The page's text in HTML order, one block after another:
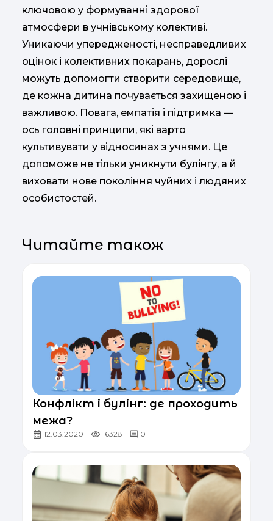
ключовою у формуванні здорової
атмосфери в учнівському колективі.
Уникаючи упередженості, несправедливих
оцінок і колективних покарань, дорослі
можуть допомогти створити середовище,
де кожна дитина почувається захищеною і
важливою. Повага, емпатія і підтримка —
ось головні принципи, які варто
культивувати у відносинах з учнями. Це
допоможе не тільки уникнути булінгу, а й
виховати нове покоління чуйних і людяних
особистостей.
Читайте також
Конфлікт і булінг: де проходить
межа?
12.03.2020 16328 0